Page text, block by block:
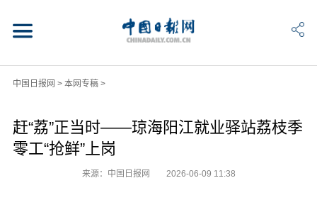
中国日报网 > 本网专稿>
赶“荔”正当时——琼海阳江就业驿站荔枝季
零工“抢鲜”上岗
来源：中国日报网 2026-06-09 11:38